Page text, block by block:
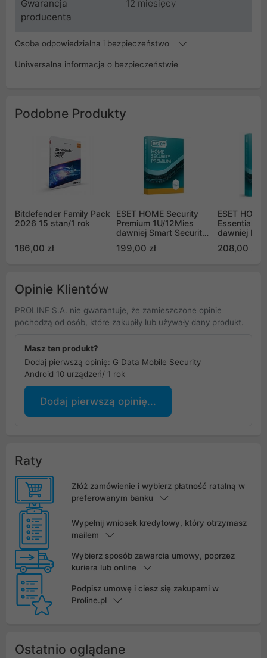
Gwarancja
producenta
12 miesięcy
Osoba odpowiedzialna i bezpieczeństwo
Uniwersalna informacja o bezpieczeństwie
Podobne Produkty
Bitdefender Family Pack
2026 15 stan/1 rok
186,00 zł
ESET HOME Security
Premium 1U/12Mies
dawniej Smart Security
199,00 zł
ESET
Essential
dawniej
12M-N
208,00 zł
Opinie Klientów
PROLINE S.A. nie gwarantuje, że zamieszczone opinie
pochodzą od osób, które zakupiły lub używały dany produkt.
Masz ten produkt?
Dodaj pierwszą opinię: G Data Mobile Security
Android 10 urządzeń/ 1 rok
Dodaj pierwszą opinię...
Raty
Złóż zamówienie i wybierz płatność ratalną w
preferowanym banku
Wypełnij wniosek kredytowy, który otrzymasz
mailem
Wybierz sposób zawarcia umowy, poprzez
kuriera lub online
Podpisz umowę i ciesz się zakupami w
Proline.pl
Ostatnio oglądane